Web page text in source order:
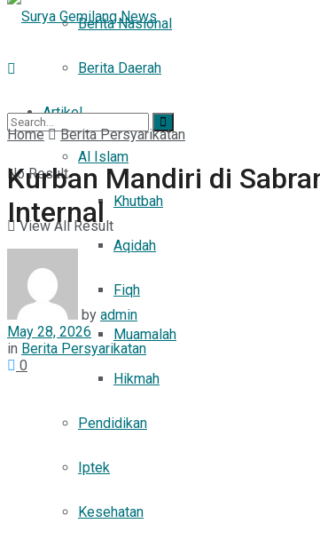
Berita Nasional
Berita Daerah
Artikel
Al Islam
Khutbah
Aqidah
Fiqh
Muamalah
Hikmah
Pendidikan
Iptek
Kesehatan
No Result
View All Result
Home Berita Persyarikatan
Kurban Mandiri di
Internal
by admin
May 28, 2026
in Berita Persyarikatan
0